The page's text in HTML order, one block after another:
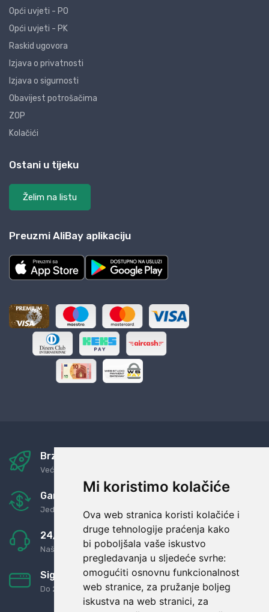
Mi koristimo kolačiće
Ova web stranica koristi kolačiće i
druge tehnologije praćenja kako
bi poboljšala vaše iskustvo
pregledavanja u sljedeće svrhe:
omogućiti osnovnu funkcionalnost
web stranice, za pružanje boljeg
iskustva na web stranici, za
Opći uvjeti - PO
Opći uvjeti - PK
Raskid ugovora
Izjava o privatnosti
Izjava o sigurnosti
Obavijest potrošačima
ZOP
Kolačići
Ostani u tijeku
Želim na listu
Preuzmi AliBay aplikaciju
Brza i sigurna dostava
Već za nekoliko dana kod vas
Garancija u povrat novaca
Jednostavno pravilo: Roba za novac
24/7 odlična podrška
Naši agenti uvijek na raspolaganju
Sigurno obročno plaćanje
Do 24 rata bez kamata